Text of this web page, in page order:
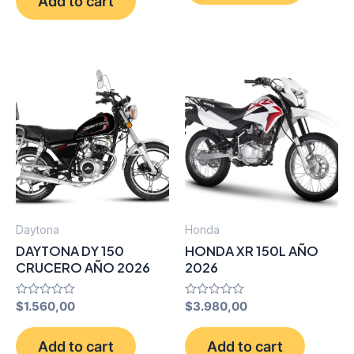
5
Daytona
DAYTONA DY 150
CRUCERO AÑO 2026
Rated
0
out
of
5
$1.560,00
Add to cart
Honda
HONDA XR 150L AÑO
2026
Rated
0
out
of
5
$3.980,00
Add to cart